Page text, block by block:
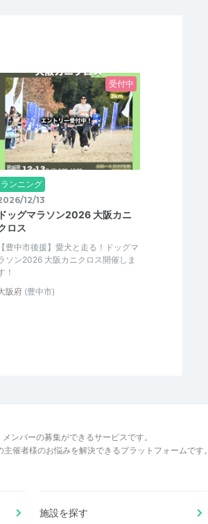
受付中
ランニング
12/13
ドッグマラソン2026 大阪カニ
ロス
【豊中市後援】愛犬と走る！ドッグマ
ソン2026 大阪カニクロス開催しま
！
阪府 (豊中市)
ンバーの募集ができるサービスです。
催者様のお悩みを解決できるプラットフォームです。
施設を探す